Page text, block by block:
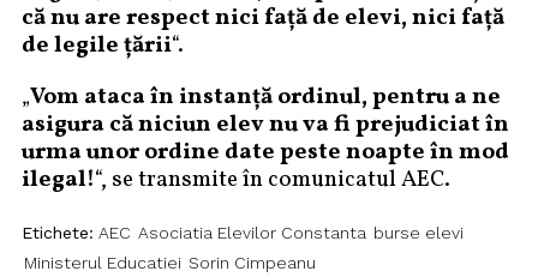
că nu are respect nici față de elevi, nici față
de legile țării“.
„Vom ataca în instanță ordinul, pentru a ne
asigura că niciun elev nu va fi prejudiciat în
urma unor ordine date peste noapte în mod
ilegal!“, se transmite în comunicatul AEC.
Etichete: AEC Asociatia Elevilor Constanta burse elevi
Ministerul Educatiei Sorin Cimpeanu